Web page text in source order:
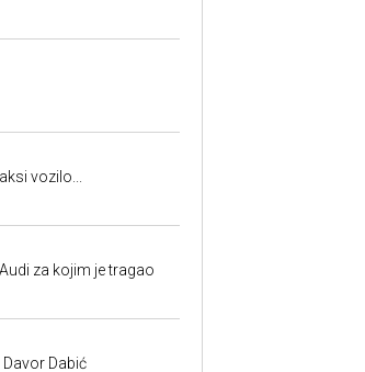
vozilo...
za kojim je tragao
Dabić